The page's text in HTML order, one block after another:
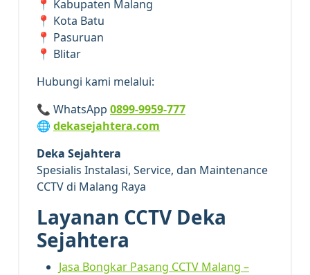
📍 Kabupaten Malang
📍 Kota Batu
📍 Pasuruan
📍 Blitar
Hubungi kami melalui:
📞 WhatsApp 0899-9959-777
🌐 dekasejahtera.com
Deka Sejahtera
Spesialis Instalasi, Service, dan Maintenance
CCTV di Malang Raya
Layanan CCTV Deka
Sejahtera
Jasa Bongkar Pasang CCTV Malang –